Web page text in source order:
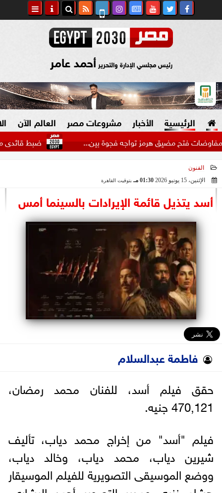
رئيس مجلسي الإدارة والتحرير أحمد عامر
الرئيسية الأخبار
السياسة
الرئاسة
البرلمان
الوزارات
الأحزاب
مشروعات مصر العالم الآن
ضبط قائدى مركبتين فتح مضيق هرمز تواجه فجوة بين...
الفنون
الإثنين، 15 يونيو 2026
01:30 مـ بتوقيت القاهرة
أسد يتذيل قائمة الإيرادات بالسينما أمس
فاطمة عبدالسلام
حقق فيلم أسد، للفنان محمد رمضان،
470,121 جنيه.
فيلم "أسد" من إخراج محمد دياب، تأليف
شيرين دياب، محمد دياب، وخالد دياب،
ووضع الموسيقى التصويرية للفيلم الموسيقار